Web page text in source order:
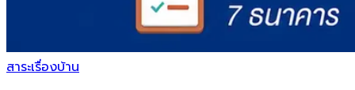
สาระเรื่องบ้าน